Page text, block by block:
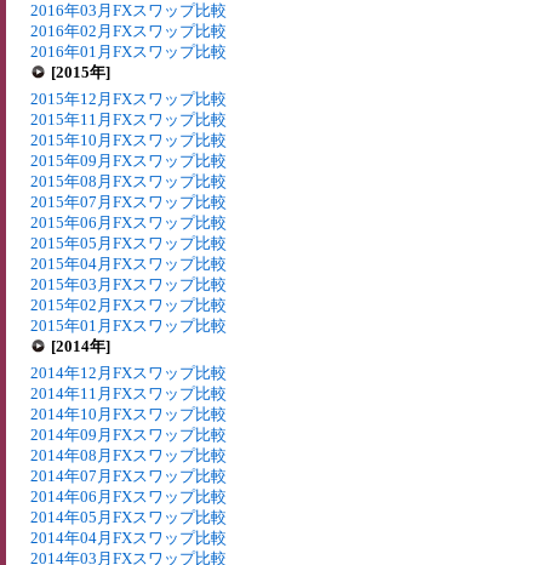
2016年03月FXスワップ比較
2016年02月FXスワップ比較
2016年01月FXスワップ比較
[2015年]
2015年12月FXスワップ比較
2015年11月FXスワップ比較
2015年10月FXスワップ比較
2015年09月FXスワップ比較
2015年08月FXスワップ比較
2015年07月FXスワップ比較
2015年06月FXスワップ比較
2015年05月FXスワップ比較
2015年04月FXスワップ比較
2015年03月FXスワップ比較
2015年02月FXスワップ比較
2015年01月FXスワップ比較
[2014年]
2014年12月FXスワップ比較
2014年11月FXスワップ比較
2014年10月FXスワップ比較
2014年09月FXスワップ比較
2014年08月FXスワップ比較
2014年07月FXスワップ比較
2014年06月FXスワップ比較
2014年05月FXスワップ比較
2014年04月FXスワップ比較
2014年03月FXスワップ比較